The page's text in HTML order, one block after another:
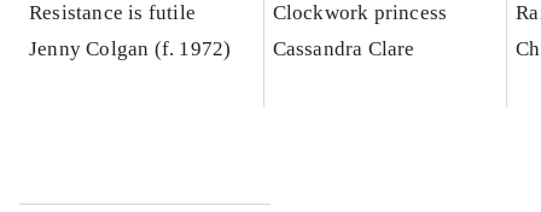
Resistance is futile
Jenny Colgan (f. 1972)
Clockwork princess
Cassandra Clare